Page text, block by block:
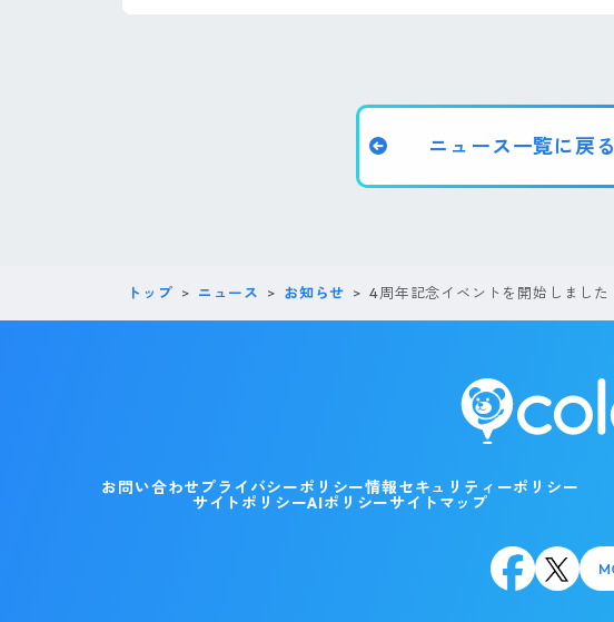
ニュース一覧に戻る
トップ ニュース お知らせ 4周年記念イベントを開始しました
お問い合わせ プライバシーポリシー情報セキュリティーポリシー
サイトポリシーAIポリシーサイトマップ